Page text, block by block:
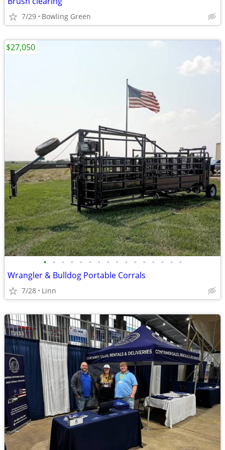
7/29 Bowling Green
• • • • • • • • • • • • • • • •
Wrangler & Bulldog Portable Corrals
7/28 Linn
$27,050